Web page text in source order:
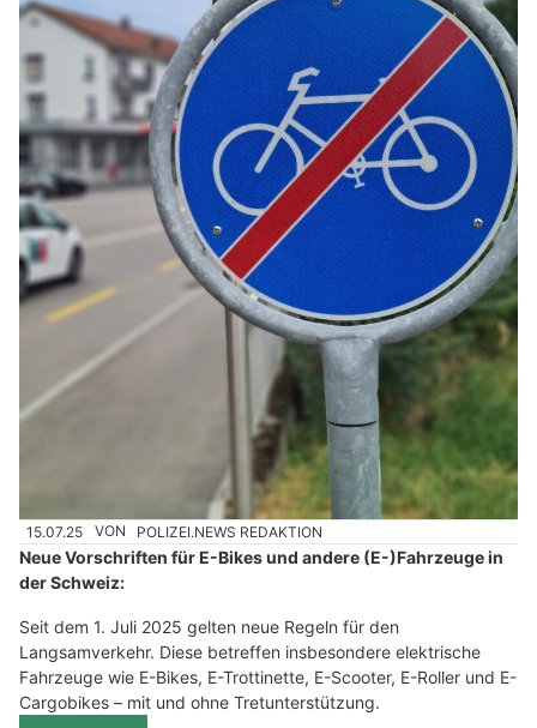
15.07.25 VON POLIZEI.NEWS REDAKTION
Neue Vorschriften für E-Bikes und andere (E-)Fahrzeuge in
der Schweiz:
Seit dem 1. Juli 2025 gelten neue Regeln für den
Langsamverkehr. Diese betreffen insbesondere elektrische
Fahrzeuge wie E-Bikes, E-Trottinette, E-Scooter, E-Roller und E-
Cargobikes – mit und ohne Tretunterstützung.